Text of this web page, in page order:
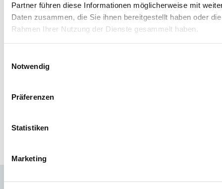
Partner führen diese Informationen möglicherweise mit
Daten zusammen, die Sie ihnen bereitgestellt haben oder
Rahmen Ihrer Nutzung der Dienste gesammelt haben.
Notwendig
Präferenzen
Statistiken
Marketing
Termine
Kreißsaalführung in Dingolfing
Kreißsaalführung in Dingolfing
Alle Termine